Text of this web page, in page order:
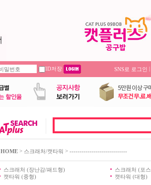
ID저장 SNS로 로그인 |
HOME > 스크래처/캣타워 > -----------------------------
스크래처 (장난감/패드형) 스크래처 (포
캣타워 (중형)
캣타워 (대형)